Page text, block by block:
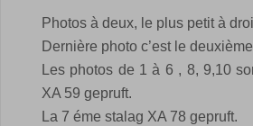
Photos à deux, le plus petit à
Dernière photo c’est le
Les photos de 1 à 6 , 8, 9,10
XA 59 gepruft.
La 7 éme stalag XA 78 gepruft.